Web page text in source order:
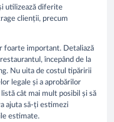
utilizează diferite
clienții, precum
foarte important. Detaliază
începând de la
Nu uita de costul tipăririi
legale și a aprobărilor
cât mai mult posibil și să
ajuta să-ți estimezi
estimate.